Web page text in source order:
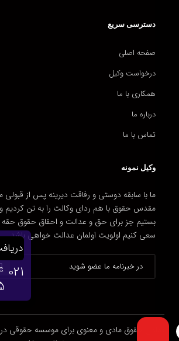
دسترسی سریع
صفحه اصلی
درخواست وکیل
همکاری با ما
درباره ما
تماس با ما
وکیل نمونه
ما با سابقه دوستی و رفاقت دیرینه پس از
مقدس حقوق با هم ردای وکالت را به تن کردیم و
بستیم جز برای حق و عدالت و احقاق حقوق حقه
سعی کنیم اولویت اولمان عدالت خواهی باشد.
تمامی حقوق مادی و معنوی برای موسسه حقوقی
021